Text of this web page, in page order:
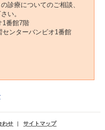
診療についてのご相談、
い。
番館7階
ンターバンビオ1番館
わせ | サイトマップ